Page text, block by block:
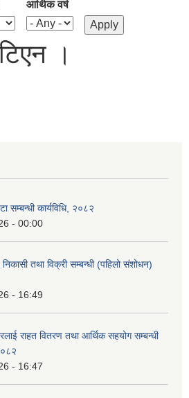
आर्थिक वर्ष
।
सम्बन्धी कार्यविधि, २०८२
- 00:00
तथा विक्री सम्बन्धी (पहिलो संशोधन)
- 16:49
राहत वितरण तथा आर्थिक सहयोग सम्बन्धी
- 16:47